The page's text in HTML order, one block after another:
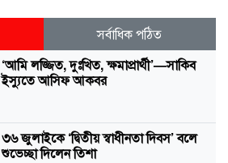
সর্বাধিক পঠিত
‘আমি লজ্জিত, দুঃখিত, ক্ষমাপ্রার্থী’—সাকিব
ইস্যুতে আসিফ আকবর
৩৬ জুলাইকে ‘দ্বিতীয় স্বাধীনতা দিবস’ বলে
শুভেচ্ছা দিলেন তিশা